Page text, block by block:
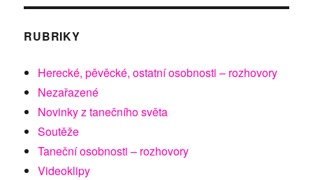
RUBRIKY
Herecké, pěvěcké, ostatní osobnosti – rozhovory
Nezařazené
Novinky z tanečního světa
Soutěže
Taneční osobnosti – rozhovory
Videoklipy